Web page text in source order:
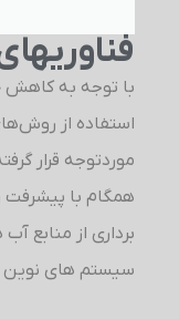
فناوریهای
با توجه به کاهش
استفاده از
موردتوجه قرار گرفته
همگام با پیشرفت
برداری از منابع آب
سیستم های نوین